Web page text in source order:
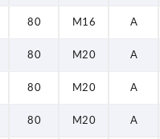
80 M16 A
80 M20 A
80 M20 A
80 M20 A